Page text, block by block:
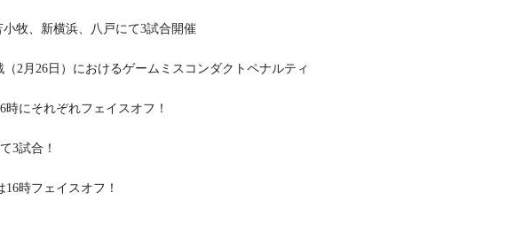
牧、新横浜、八戸にて3試合開催
2月26日）におけるゲームミスコンダクトペナルティ
にそれぞれフェイスオフ！
3試合！
時フェイスオフ！